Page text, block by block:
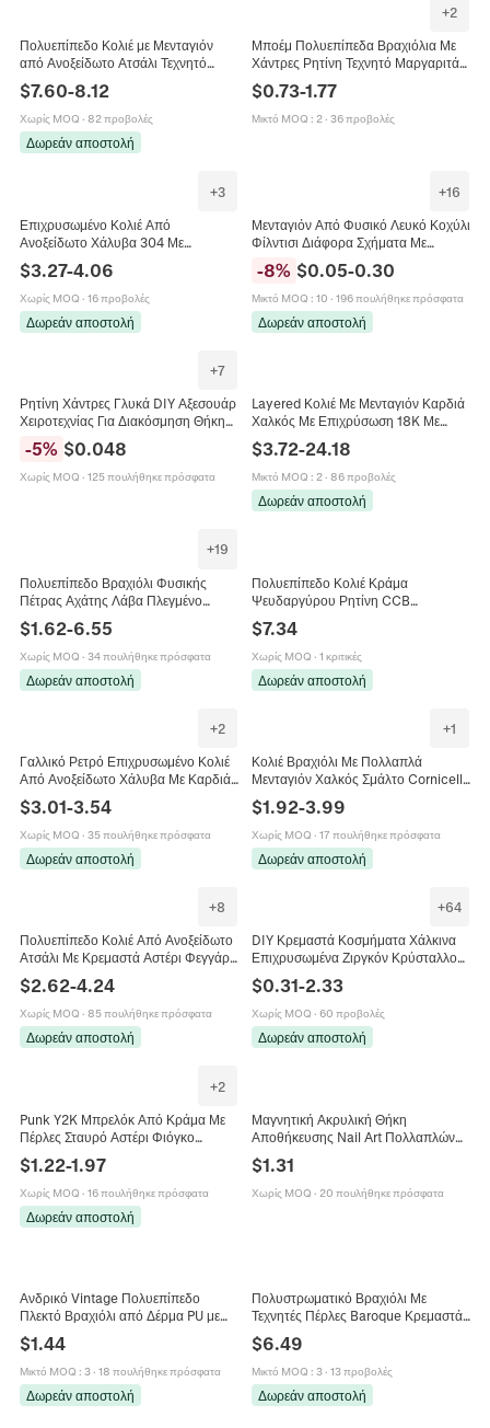
Πολυεπίπεδο Κολιέ με Μενταγιόν
από Ανοξείδωτο Ατσάλι Τεχνητό
Μαργαριτάρι Καρδιά Πεταλούδα
Αστέρι Κοσμήματα Γυναικεία
$7.60-8.12
Χωρίς MOQ · 82 προβολές
Δωρεάν αποστολή
+2
Μποέμ Πολυεπίπεδα Βραχιόλια Με
Χάντρες Ρητίνη Τεχνητό Μαργαριτάρι
Κράμα Αστερίας Κοχύλι Λουλούδι
Καλοκαιρινό Στυλ Παραλίας
Γυναικεία
$0.73-1.77
Μικτό MOQ : 2· 36 προβολές
+3
Επιχρυσωμένο Κολιέ Από
Ανοξείδωτο Χάλυβα 304 Με
Vintage Boho Καρδιά Ήλιος
Λουλούδι Αστέρι Ιερή Καρδιά
Μενταγιόν
$3.27-4.06
Χωρίς MOQ · 16 προβολές
Δωρεάν αποστολή
+16
Μενταγιόν Από Φυσικό Λευκό Κοχύλι
Φίλντισι Διάφορα Σχήματα Με
DIY Αξεσουάρ
-8% $0.05-0.30
Μικτό MOQ : 10 · 196 πουλήθηκε πρόσφατα
Δωρεάν αποστολή
+7
Ρητίνη Χάντρες Γλυκά DIY Αξεσουάρ
Χειροτεχνίας Για Διακόσμηση Θήκης
Τηλεφώνου Κλιπ Μαλλιών Σχέδιο
Σπιράλ Πολύχρωμο
-5% $0.048
Χωρίς MOQ · 125 πουλήθηκε πρόσφατα
Layered Κολιέ Με Μενταγιόν Καρδιά
Χαλκός Με Επιχρύσωση 18K Με
Κυβική Ζιρκονία Και Απομίμηση
Μαργαριταριού Αλυσίδα
$3.72-24.18
Μικτό MOQ : 2· 86 προβολές
Δωρεάν αποστολή
+19
Πολυεπίπεδο Βραχιόλι Φυσικής
Πέτρας Αχάτης Λάβα Πλεγμένο
Punk Vintage Unisex
$1.62-6.55
Χωρίς MOQ · 34 πουλήθηκε πρόσφατα
Δωρεάν αποστολή
Πολυεπίπεδο Κολιέ Κράμα
Ψευδαργύρου Ρητίνη CCB
Κοσμήματα Boho Καλοκαίρι
Γυναίκες
$7.34
Χωρίς MOQ · 1 κριτικές
Δωρεάν αποστολή
+2
Γαλλικό Ρετρό Επιχρυσωμένο Κολιέ
Από Ανοξείδωτο Χάλυβα Με Καρδιά
Τεχνητό Μαργαριτάρι Λουλούδι
Σταυρό Μάτι Μενταγιόν
$3.01-3.54
Χωρίς MOQ · 35 πουλήθηκε πρόσφατα
Δωρεάν αποστολή
+1
Κολιέ Βραχιόλι Με Πολλαπλά
Μενταγιόν Χαλκός Σμάλτο Cornicello
Κόκκινη Πιπεριά Rock Χέρι Ιερή
Καρδιά Πέταλο Κοσμήματα Γυναικεία
$1.92-3.99
Χωρίς MOQ · 17 πουλήθηκε πρόσφατα
Δωρεάν αποστολή
+8
Πολυεπίπεδο Κολιέ Από Ανοξείδωτο
Ατσάλι Με Κρεμαστά Αστέρι Φεγγάρι
Κοχύλι Αστερίας Για Γυναίκες
Κοσμήματα
$2.62-4.24
Χωρίς MOQ · 85 πουλήθηκε πρόσφατα
Δωρεάν αποστολή
+64
DIY Κρεμαστά Κοσμήματα Χάλκινα
Επιχρυσωμένα Ζιργκόν Κρύσταλλο
Για Κατασκευή Κολιέ Σκουλαρίκια
Χειροποίητα Αξεσουάρ Πολλαπλά
Σχήματα
$0.31-2.33
Χωρίς MOQ · 60 προβολές
Δωρεάν αποστολή
+2
Punk Y2K Μπρελόκ Από Κράμα Με
Πέρλες Σταυρό Αστέρι Φιόγκο
Παντελονιού Για Γυναίκες Κορίτσια
$1.22-1.97
Χωρίς MOQ · 16 πουλήθηκε πρόσφατα
Δωρεάν αποστολή
Μαγνητική Ακρυλική Θήκη
Αποθήκευσης Nail Art Πολλαπλών
Κοσμημάτων Για Χάντρες Στρας
$1.31
Χωρίς MOQ · 20 πουλήθηκε πρόσφατα
Ανδρικό Vintage Πολυεπίπεδο
Πλεκτό Βραχιόλι από Δέρμα PU με
Σταυρό από Κράμα Ψευδαργύρου
Μόδα Punk Κοσμήματα Μαγνητικό
Κούμπωμα
$1.44
Μικτό MOQ : 3· 18 πουλήθηκε πρόσφατα
Δωρεάν αποστολή
Πολυστρωματικό Βραχιόλι Με
Τεχνητές Πέρλες Baroque Κρεμαστά
Και Χρυσό Μεταλλικό Στοιχείο Ρετρό
Κόσμημα
$6.49
Μικτό MOQ : 3· 13 προβολές
Δωρεάν αποστολή